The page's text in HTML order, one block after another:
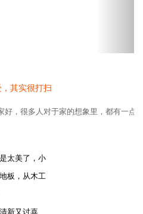
其实很打扫
好，很多人对于家的想象里，都有一点
太美了，小
板，从木工
新又讨喜